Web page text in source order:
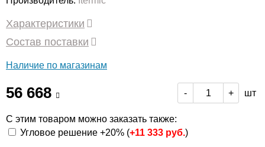
Характеристики
Состав поставки
Наличие по магазинам
56 668 - + шт
С этим товаром можно заказать также:
Угловое решение +20% (+11 333 руб.)